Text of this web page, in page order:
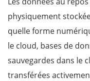
physiquement
quelle forme
le cloud, bases de
sauvegardes dans le
transférées